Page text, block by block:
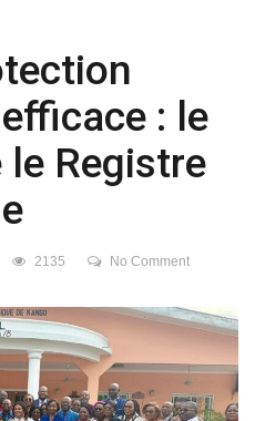
: le
le Registre
2135 No Comment